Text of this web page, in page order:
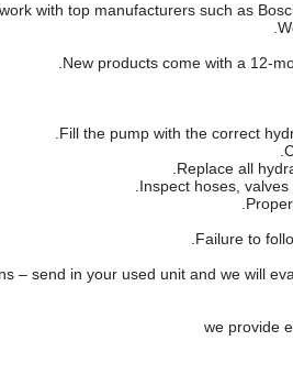
with top manufacturers such as
New products come with a 12-
Failure to
– send in your used unit and we will